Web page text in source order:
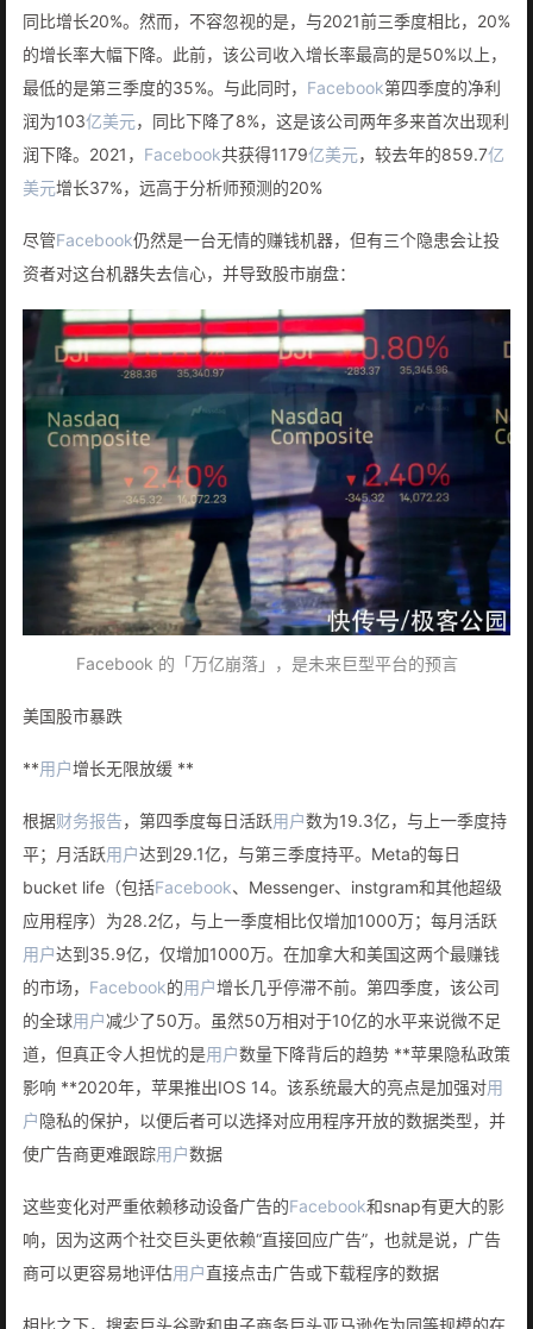
同比增长20%。然而，不容忽视的是，与2021前三季度相比，20%
的增长率大幅下降。此前，该公司收入增长率最高的是50%以上，
最低的是第三季度的35%。与此同时， Facebook第四季度的净利
润为103亿美元，同比下降了8%，这是该公司两年多来首次出现利
润下降。2021， Facebook共获得1179亿美元，较去年的859.7亿
美元增长37%，远高于分析师预测的20%
尽管Facebook仍然是一台无情的赚钱机器，但有三个隐患会让投
资者对这台机器失去信心，并导致股市崩盘：
Facebook 的「万亿崩落」，是未来巨型平台的预言
美国股市暴跌
**用户增长无限放缓 **
根据财务报告，第四季度每日活跃用户数为19.3亿，与上一季度持
平；月活跃用户达到29.1亿，与第三季度持平。Meta的每日
bucket life（包括Facebook、Messenger、instgram和其他超级
应用程序）为28.2亿，与上一季度相比仅增加1000万；每月活跃
用户达到35.9亿，仅增加1000万。在加拿大和美国这两个最赚钱
的市场， Facebook的用户增长几乎停滞不前。第四季度，该公司
的全球用户减少了50万。虽然50万相对于10亿的水平来说微不足
道，但真正令人担忧的是用户数量下降背后的趋势 **苹果隐私政策
影响 **2020年，苹果推出IOS 14。该系统最大的亮点是加强对用
户隐私的保护，以便后者可以选择对应用程序开放的数据类型，并
使广告商更难跟踪用户数据
这些变化对严重依赖移动设备广告的Facebook和snap有更大的影
响，因为这两个社交巨头更依赖“直接回应广告”，也就是说，广告
商可以更容易地评估用户直接点击广告或下载程序的数据
相比之下，搜索巨头谷歌和电子商务巨头亚马逊作为同等规模的在